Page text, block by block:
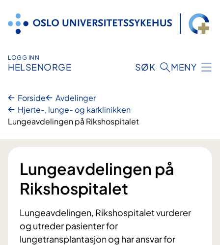
innhold
LOGG INN
HELSENORGE SØK MENY
Forside
Avdelinger
Hjerte-, lunge- og karklinikken
Lungeavdelingen på Rikshospitalet
Lungeavdelingen på
Rikshospitalet
Lungeavdelingen, Rikshospitalet vurderer
og utreder pasienter for
lungetransplantasjon og har ansvar for